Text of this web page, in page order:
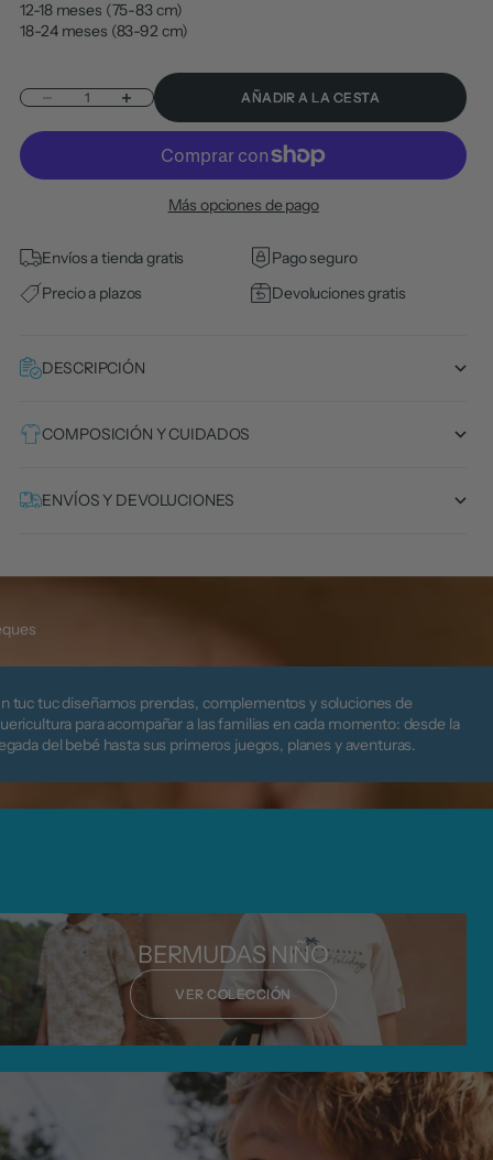
12-18 meses (75-83 cm)
18-24 meses (83-92 cm)
Reducir cantidadAumentar cantidad AÑADIR A LA CESTA
Más opciones de pago
Envíos a tienda gratis
Pago seguro
Precio a plazos
Devoluciones gratis
DESCRIPCIÓN
COMPOSICIÓN Y CUIDADOS
ENVÍOS Y DEVOLUCIONES
tuc tuc diseñamos prendas, complementos y soluciones de
para acompañar a las familias en cada momento: desde la
del bebé hasta sus primeros juegos, planes y aventuras.
BERMUDAS NIÑO
VER COLECCIÓN